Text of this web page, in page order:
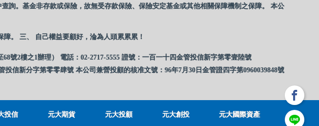
詢。基金非存款或保險，故無受存款保險、保險安定基金或其他相關保障機制之保障。 本公
。 三、 自己權益要顧好，淪為人頭累累累！
號2樓之1辦理） 電話：02-2717-5555 證號：一百一十四金管投信新字第零壹陸號
信新分字第零零肆號 本公司兼營投顧的核准文號：96年7月30日金管證四字第0960039848號
投信 元大期貨 元大投顧 元大創投 元大國際資產